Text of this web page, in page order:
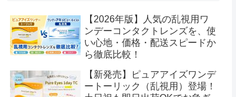
【2026年版】人気の乱視用ワ
ンデーコンタクトレンズを、使
い心地・価格・配送スピードか
ら徹底比較！
【新発売】ピュアアイズワンデ
ートーリック（乱視用）登場！